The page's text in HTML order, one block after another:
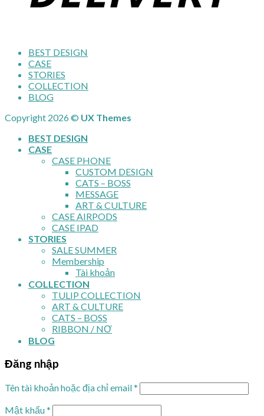
BEST DESIGN
CASE
STORIES
COLLECTION
BLOG
Copyright 2026 © UX Themes
BEST DESIGN
CASE
CASE PHONE
CUSTOM DESIGN
CATS – BOSS
MESSAGE
ART & CULTURE
CASE AIRPODS
CASE IPAD
STORIES
SALE SUMMER
Membership
Tài khoản
COLLECTION
TULIP COLLECTION
ART & CULTURE
CATS – BOSS
RIBBON / NƠ
BLOG
Đăng nhập
Tên tài khoản hoặc địa chỉ email*
Mật khẩu*